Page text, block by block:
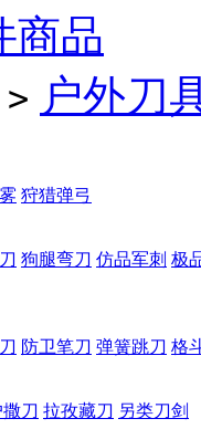
商品
> 户外刀
狩猎弹弓
狗腿弯刀 仿品军刺 极
防卫笔刀 弹簧跳刀 格
撒刀 拉孜藏刀 另类刀剑